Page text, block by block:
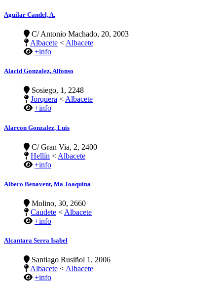
Aguilar Candel, A.
C/ Antonio Machado, 20, 2003
Albacete < Albacete
+info
Alacid Gonzalez, Alfonso
Sosiego, 1, 2248
Jorquera <Albacete
+info
Alarcon Gonzalez, Luis
C/ Gran Via, 2, 2400
Hellín < Albacete
+info
Albero Benavent, Ma Joaquina
Molino, 30, 2660
Caudete < Albacete
+info
Alcantara Serra Isabel
Santiago Rusiñol 1, 2006
Albacete <Albacete
+info